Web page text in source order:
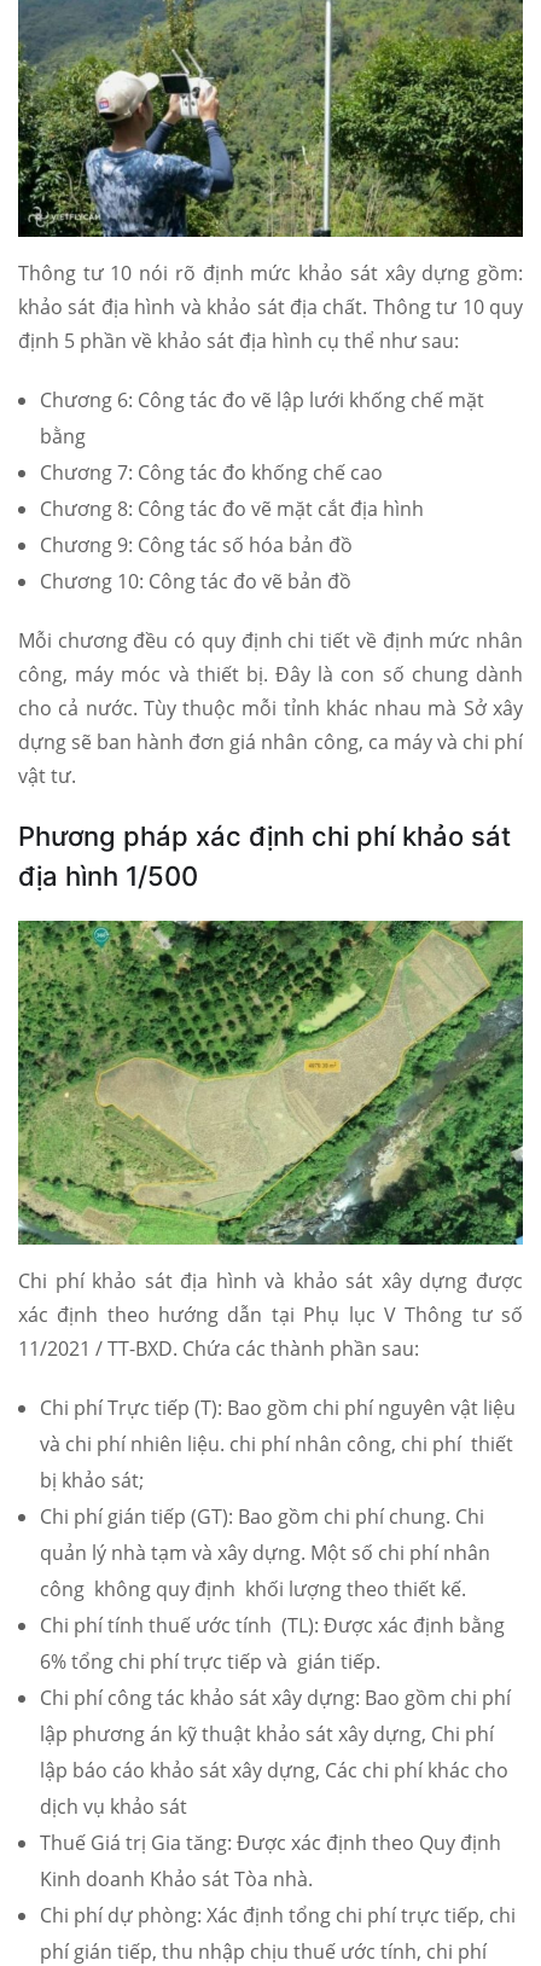
Thông tư 10 nói rõ định mức khảo sát xây dựng gồm:
khảo sát địa hình và khảo sát địa chất. Thông tư 10 quy
định 5 phần về khảo sát địa hình cụ thể như sau:
Chương 6: Công tác đo vẽ lập lưới khống chế mặt
bằng
Chương 7: Công tác đo khống chế cao
Chương 8: Công tác đo vẽ mặt cắt địa hình
Chương 9: Công tác số hóa bản đồ
Chương 10: Công tác đo vẽ bản đồ
Mỗi chương đều có quy định chi tiết về định mức nhân
công, máy móc và thiết bị. Đây là con số chung dành
cho cả nước. Tùy thuộc mỗi tỉnh khác nhau mà Sở xây
dựng sẽ ban hành đơn giá nhân công, ca máy và chi phí
vật tư.
Phương pháp xác định chi phí khảo sát
địa hình 1/500
Chi phí khảo sát địa hình và khảo sát xây dựng được
xác định theo hướng dẫn tại Phụ lục V Thông tư số
11/2021 / TT-BXD. Chứa các thành phần sau:
Chi phí Trực tiếp (T): Bao gồm chi phí nguyên vật liệu
và chi phí nhiên liệu. chi phí nhân công, chi phí thiết
bị khảo sát;
Chi phí gián tiếp (GT): Bao gồm chi phí chung. Chi
quản lý nhà tạm và xây dựng. Một số chi phí nhân
công không quy định khối lượng theo thiết kế.
Chi phí tính thuế ước tính (TL): Được xác định bằng
6% tổng chi phí trực tiếp và gián tiếp.
Chi phí công tác khảo sát xây dựng: Bao gồm chi phí
lập phương án kỹ thuật khảo sát xây dựng, Chi phí
lập báo cáo khảo sát xây dựng, Các chi phí khác cho
dịch vụ khảo sát
Thuế Giá trị Gia tăng: Được xác định theo Quy định
Kinh doanh Khảo sát Tòa nhà.
Chi phí dự phòng: Xác định tổng chi phí trực tiếp, chi
phí gián tiếp, thu nhập chịu thuế ước tính, chi phí